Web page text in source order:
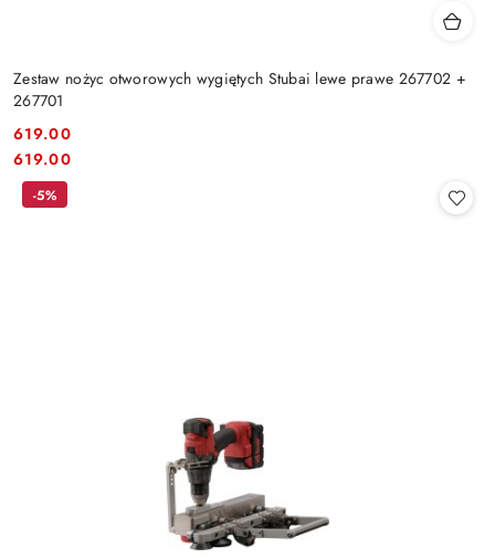
Zestaw nożyc otworowych wygiętych Stubai lewe prawe 267702 +
267701
Cena:
619.00
Cena:
619.00
-5%